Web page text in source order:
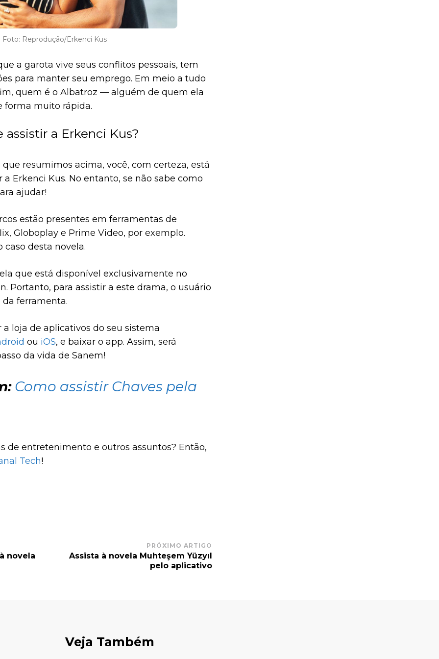
Foto: Reprodução/Erkenci Kus
a garota vive seus conflitos pessoais, tem
para manter seu emprego. Em meio a tudo
quem é o Albatroz — alguém de quem ela
forma muito rápida.
assistir a Erkenci Kus?
resumimos acima, você, com certeza, está
Erkenci Kus. No entanto, se não sabe como
ajudar!
estão presentes em ferramentas de
Globoplay e Prime Video, por exemplo.
caso desta novela.
que está disponível exclusivamente no
Portanto, para assistir a este drama, o usuário
ferramenta.
a loja de aplicativos do seu sistema
ou iOS, e baixar o app. Assim, será
da vida de Sanem!
Como assistir Chaves pela
de entretenimento e outros assuntos? Então,
Tech!
novela
PRÓXIMO ARTIGO
Assista à novela Muhteşem Yüzyıl
pelo aplicativo
Veja Também